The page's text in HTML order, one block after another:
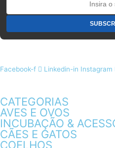
Facebook-f Linkedin-in Instagram
CATEGORIAS
AVES E OVOS
INCUBAÇÃO &
CÃES E GATOS
COELHOS